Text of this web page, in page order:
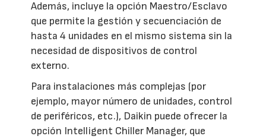
Además, incluye la opción Maestro/Esclavo
que permite la gestión y secuenciación de
hasta 4 unidades en el mismo sistema sin la
necesidad de dispositivos de control
externo.
Para instalaciones más complejas (por
ejemplo, mayor número de unidades, control
de periféricos, etc.), Daikin puede ofrecer la
opción Intelligent Chiller Manager, que